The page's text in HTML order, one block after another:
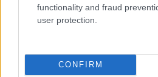
functionality and fraud
user protection.
CONFIRM